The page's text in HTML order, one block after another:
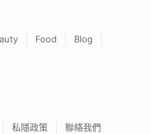
Food
Blog
私隱政策 聯絡我們